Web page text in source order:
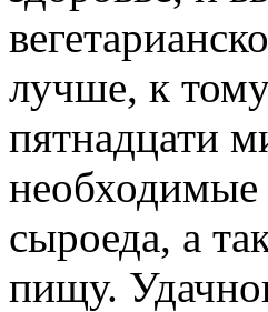
лучше, к
пятнадцати
сыроеда, а
пищу.